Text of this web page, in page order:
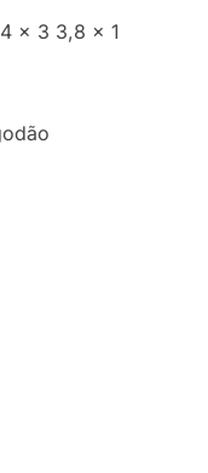
x 3 3,8 x 1